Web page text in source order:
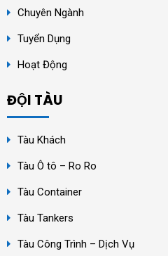
Chuyên Ngành
Tuyển Dụng
Hoạt Động
ĐỘI TÀU
Tàu Khách
Tàu Ô tô – Ro Ro
Tàu Container
Tàu Tankers
Tàu Công Trình – Dịch Vụ